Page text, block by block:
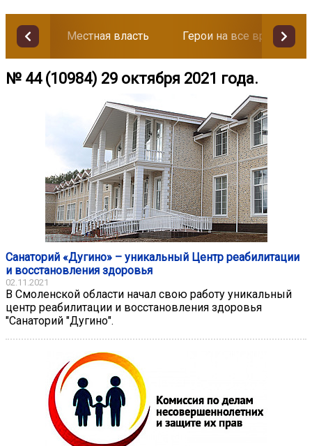
Местная власть Герои на все времена
№ 44 (10984) 29 октября 2021 года.
Санаторий «Дугино» – уникальный Центр реабилитации
и восстановления здоровья
02.11.2021
В Смоленской области начал свою работу уникальный
центр реабилитации и восстановления здоровья
"Санаторий "Дугино".